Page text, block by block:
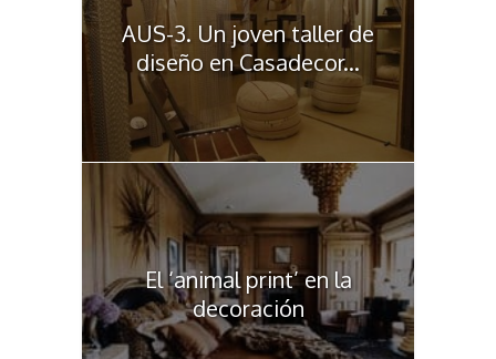
AUS-3. Un joven taller de
diseño en Casadecor...
El ‘animal print’ en la
decoración